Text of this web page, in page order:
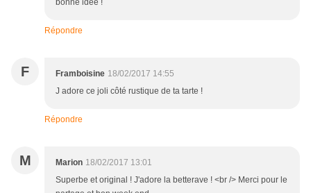
bonne idée !
Répondre
F Framboisine 18/02/2017 14:55
J adore ce joli côté rustique de ta tarte !
Répondre
M Marion 18/02/2017 13:01
Superbe et original ! J'adore la betterave ! <br /> Merci pour le